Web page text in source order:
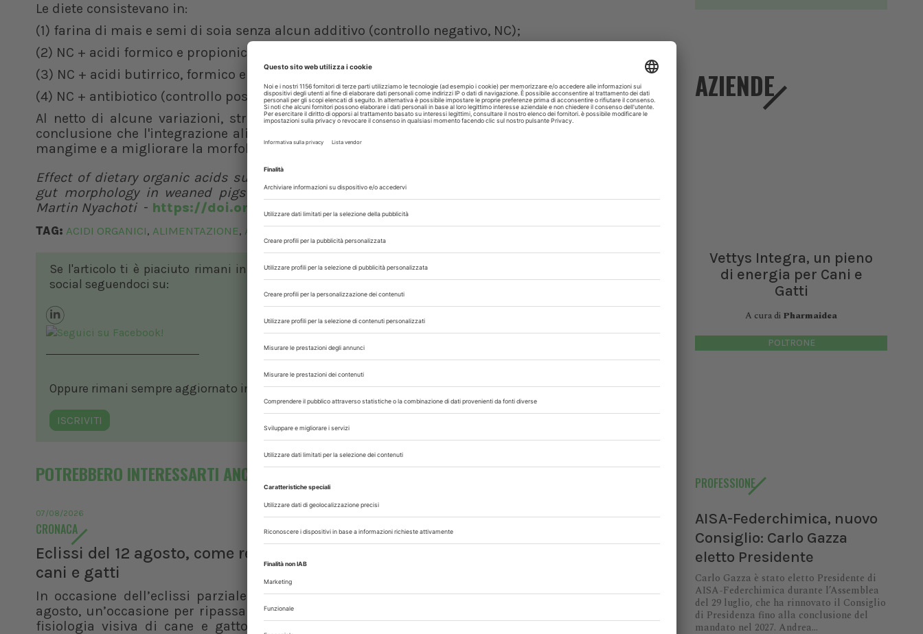
Le diete consistevano in:
(1) farina di mais e semi di soia senza alcun additivo (controllo negativo, NC);
(2) NC + acidi formico e propionico (TRT1);
(3) NC + acidi butirrico, formico e propionico (TRT2);
(4) NC + antibiotico (controllo positivo, PC).
Al netto di alcune variazioni, strettamente legate alla tipologia di dieta adottata, si è giunti alla
conclusione che l'integrazione alimentare di OA tendeva ad aumentare l'efficienza complessiva del
mangime e a migliorare la morfologia intestinale nei suini svezzati.
Effect of dietary organic acids supplementation on growth performance, nutrient digestibility, and
gut morphology in weaned pigs
-Jinyoung Lee, Jong Woong Kim, Heidi Hall, and Charles
Martin Nyachoti - https://doi.org/10.1139/cjas-2021-008
TAG: ACIDI ORGANICI, ALIMENTAZIONE, AMR,MANGIMI,SUINETTI
Se l'articolo ti è piaciuto rimani in contatto con noi sui nostri canali
social seguendoci su:
Oppure rimani sempre aggiornato in ambito veterinario, iscrivendoti alla nostra newsletter!
ISCRIVITI
POTREBBERO INTERESSARTI ANCHE
07/08/2026
CRONACA
Eclissi del 12 agosto, come reagiscono
cani e gatti
In occasione dell’eclissi parziale di sole del 12
agosto, un’occasione per ripassare le basi della
fisiologia visiva di cane e gatto. Dalla visione
CLINICA
Dalla distinzione tra emergenza e urgenza
per una visita oftalmologica efficace senza
AZIENDE
Vettys Integra, un pieno
di energia per Cani e
Gatti
A cura di Pharmaidea
POLTRONE
PROFESSIONE
AISA-Federchimica, nuovo
Consiglio: Carlo Gazza
eletto Presidente
Carlo Gazza è stato eletto Presidente di
AISA-Federchimica durante l’Assemblea
del 29 luglio, che ha rinnovato il Consiglio
di Presidenza fino alla conclusione del
mandato nel 2027. Andrea...